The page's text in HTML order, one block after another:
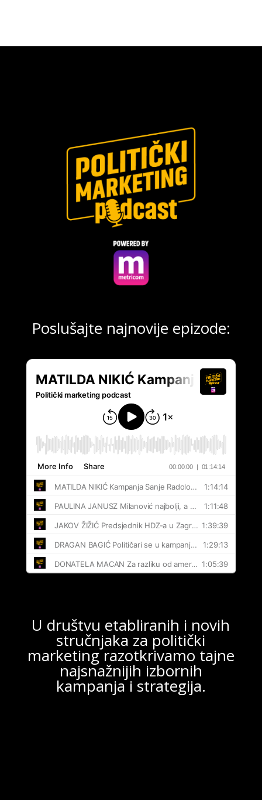
Poslušajte najnovije epizode:
U društvu etabliranih i novih
stručnjaka za politički
marketing razotkrivamo tajne
najsnažnijih izbornih
kampanja i strategija.